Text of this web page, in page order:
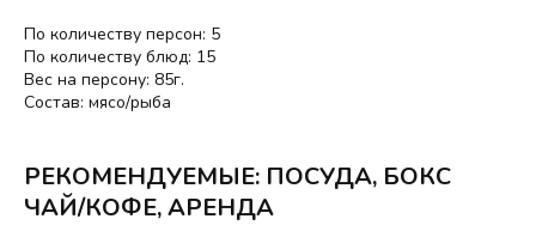
По количеству персон: 5
По количеству блюд: 15
Вес на персону: 85г.
Состав: мясо/рыба
РЕКОМЕНДУЕМЫЕ: ПОСУДА, БОКС
ЧАЙ/КОФЕ, АРЕНДА